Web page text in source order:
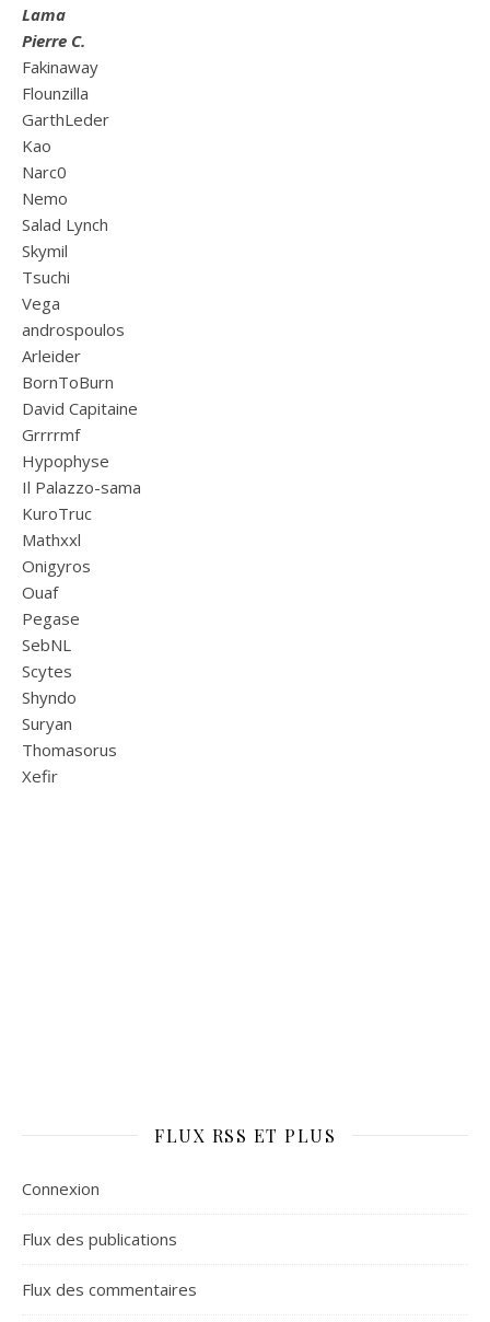
Lama
Pierre C.
Fakinaway
Flounzilla
GarthLeder
Kao
Narc0
Nemo
Salad Lynch
Skymil
Tsuchi
Vega
androspoulos
Arleider
BornToBurn
David Capitaine
Grrrrmf
Hypophyse
Il Palazzo-sama
KuroTruc
Mathxxl
Onigyros
Ouaf
Pegase
SebNL
Scytes
Shyndo
Suryan
Thomasorus
Xefir
FLUX RSS ET PLUS
Connexion
Flux des publications
Flux des commentaires